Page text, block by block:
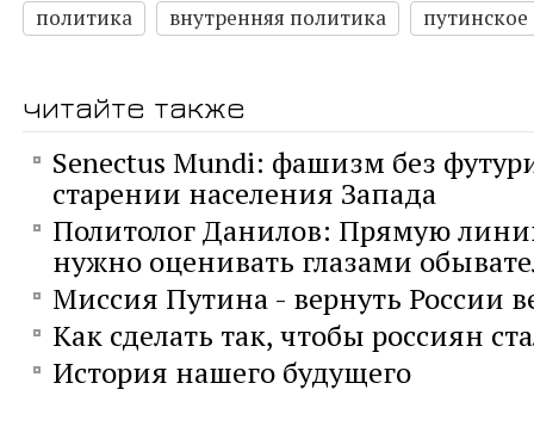
политика
внутренняя политика
читайте также
Senectus Mundi: фашизм без
старении населения Запада
Политолог Данилов: Прямую
нужно оценивать глазами
Миссия Путина - вернуть России
Как сделать так, чтобы россиян
История нашего будущего